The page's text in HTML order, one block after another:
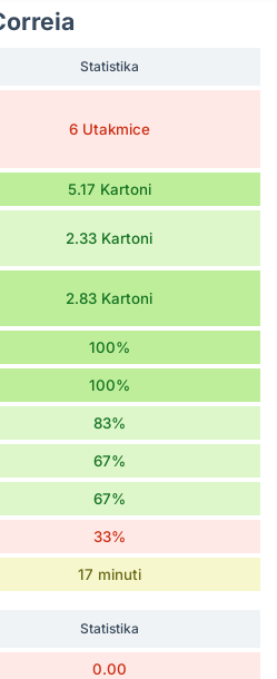
Statistika
6 Utakmice
5.17 Kartoni
2.33 Kartoni
2.83 Kartoni
100%
100%
83%
67%
67%
33%
17 minuti
Statistika
0.00